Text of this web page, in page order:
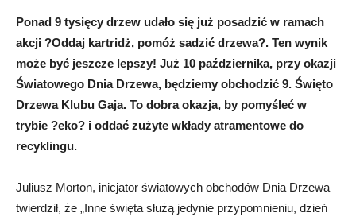
Abrys
Ponad 9 tysięcy drzew udało się już posadzić w ramach
akcji ?Oddaj kartridż, pomóż sadzić drzewa?. Ten wynik
może być jeszcze lepszy! Już 10 października, przy okazji
Światowego Dnia Drzewa, będziemy obchodzić 9. Święto
Drzewa Klubu Gaja. To dobra okazja, by pomyśleć w
trybie ?eko? i oddać zużyte wkłady atramentowe do
recyklingu.
Juliusz Morton, inicjator światowych obchodów Dnia Drzewa
twierdził, że „Inne święta służą jedynie przypomnieniu, dzień